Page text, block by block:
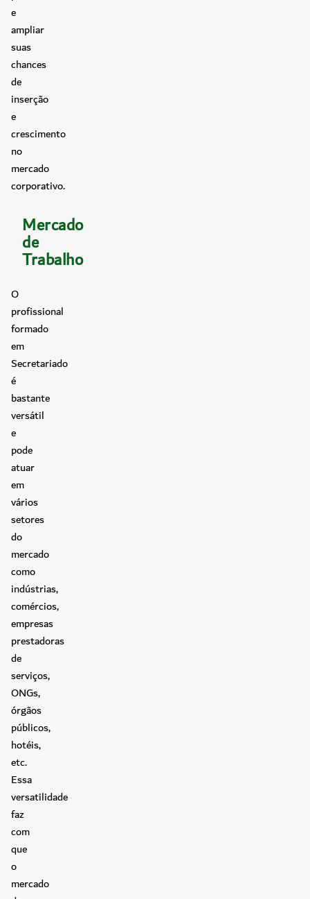
e
ampliar
suas
chances
de
inserção
e
crescimento
no
mercado
corporativo.
Mercado
de
Trabalho
O
profissional
formado
em
Secretariado
é
bastante
versátil
e
pode
atuar
em
vários
setores
do
mercado
como
indústrias,
comércios,
empresas
prestadoras
de
serviços,
ONGs,
órgãos
públicos,
hotéis,
etc.
Essa
versatilidade
faz
com
que
o
mercado